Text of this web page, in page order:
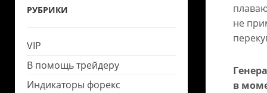
не
в
РУБРИКИ
VIP
В помощь трейдеру
Индикаторы форекс